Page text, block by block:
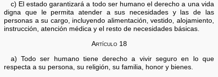
c) El estado garantizará a todo ser humano el derecho a una vida
digna que le permita atender a sus necesidades y las de las
personas a su cargo, incluyendo alimentación, vestido, alojamiento,
instrucción, atención médica y el resto de necesidades básicas.
Artículo 18
a) Todo ser humano tiene derecho a vivir seguro en lo que
respecta a su persona, su religión, su familia, honor y bienes.